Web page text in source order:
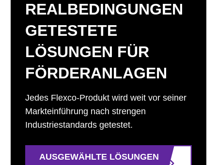
REALBEDINGUNGEN
GETESTETE
LÖSUNGEN FÜR
FÖRDERANLAGEN
Jedes Flexco-Produkt wird weit vor seiner
Markteinführung nach strengen
Industriestandards getestet.
AUSGEWÄHLTE LÖSUNGEN